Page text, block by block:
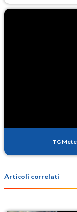
TG
Articoli correlati